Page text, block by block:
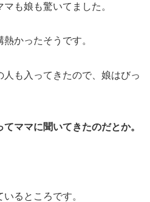
も娘も驚いてました。
かったそうです。
も入ってきたので、娘はびっ
ママに聞いてきたのだとか。
るところです。